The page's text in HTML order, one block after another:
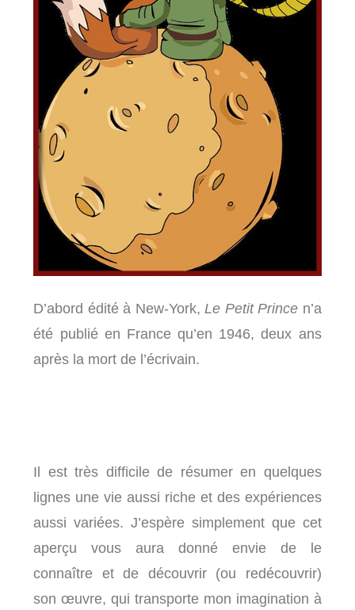
D’abord édité à New-York, Le Petit Prince n’a
été publié en France qu’en 1946, deux ans
après la mort de l’écrivain.
Il est très difficile de résumer en quelques
lignes une vie aussi riche et des expériences
aussi variées. J’espère simplement que cet
aperçu vous aura donné envie de le
connaître et de découvrir (ou redécouvrir)
son œuvre, qui transporte mon imagination à